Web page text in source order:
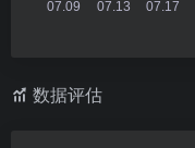
数据评估